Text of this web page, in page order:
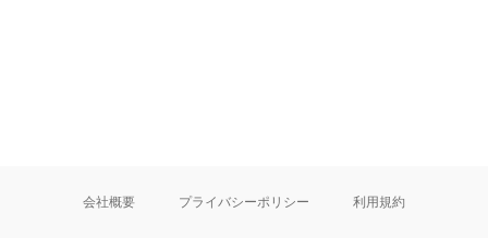
会社概要 プライバシーポリシー 利用規約